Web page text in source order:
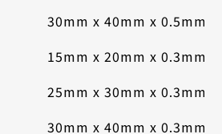
30mm x 40mm x 0.5mm
15mm x 20mm x 0.3mm
25mm x 30mm x 0.3mm
30mm x 40mm x 0.3mm